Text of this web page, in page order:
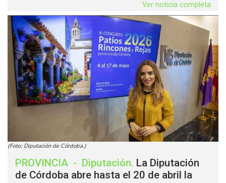
Ver noticia completa
(Foto: Diputación de Córdoba.)
PROVINCIA - Diputación. La Diputación
de Córdoba abre hasta el 20 de abril la